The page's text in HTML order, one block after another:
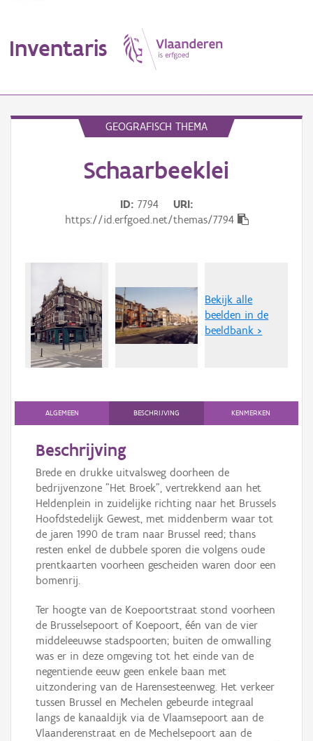
Inventaris
Thema
Gebeurtenis
Persoon of collectief
Downloads
Aanmelden
GEOGRAFISCH THEMA
Schaarbeeklei
ID 7794
URI
https://id.erfgoed.net/themas/7794
Bekijk alle
beelden in de
beeldbank >
ALGEMEEN BESCHRIJVING KENMERKEN
Beschrijving
Brede en drukke uitvalsweg doorheen de
bedrijvenzone "Het Broek", vertrekkend aan het
Heldenplein in zuidelijke richting naar het Brussels
Hoofdstedelijk Gewest, met middenberm waar tot
de jaren 1990 de tram naar Brussel reed; thans
resten enkel de dubbele sporen die volgens oude
prentkaarten voorheen gescheiden waren door een
bomenrij.
Ter hoogte van de Koepoortstraat stond voorheen
de Brusselsepoort of Koepoort, één van de vier
middeleeuwse stadspoorten; buiten de omwalling
was er in deze omgeving tot het einde van de
negentiende eeuw geen enkele baan met
uitzondering van de Harensesteenweg. Het verkeer
tussen Brussel en Mechelen gebeurde integraal
langs de kanaaldijk via de Vlaamsepoort aan de
Vlaanderenstraat en de Mechelsepoort aan de